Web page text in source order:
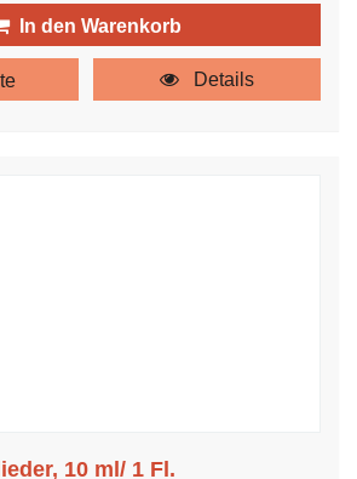
In den Warenkorb
Details
10 ml/ 1 Fl.